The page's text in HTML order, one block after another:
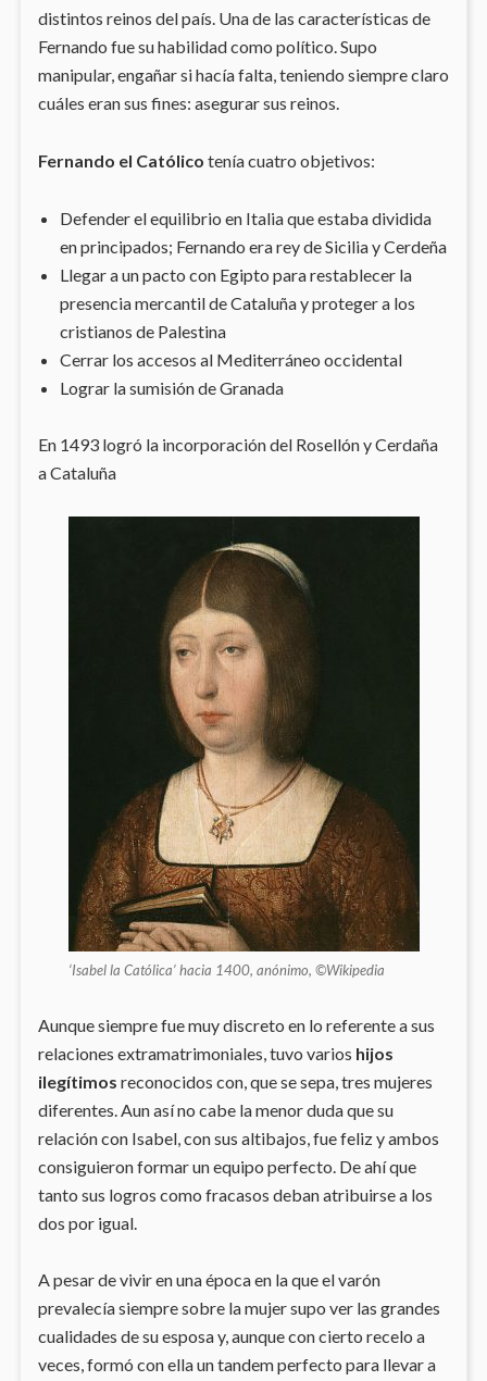
distintos reinos del país. Una de las características de
Fernando fue su habilidad como político. Supo
manipular, engañar si hacía falta, teniendo siempre claro
cuáles eran sus fines: asegurar sus reinos.
Fernando el Católico tenía cuatro objetivos:
Defender el equilibrio en Italia que estaba dividida
en principados; Fernando era rey de Sicilia y Cerdeña
Llegar a un pacto con Egipto para restablecer la
presencia mercantil de Cataluña y proteger a los
cristianos de Palestina
Cerrar los accesos al Mediterráneo occidental
Lograr la sumisión de Granada
En 1493 logró la incorporación del Rosellón y Cerdaña
a Cataluña
‘Isabel la Católica’ hacia 1400, anónimo, ©Wikipedia
Aunque siempre fue muy discreto en lo referente a sus
relaciones extramatrimoniales, tuvo varios hijos
ilegítimos reconocidos con, que se sepa, tres mujeres
diferentes. Aun así no cabe la menor duda que su
relación con Isabel, con sus altibajos, fue feliz y ambos
consiguieron formar un equipo perfecto. De ahí que
tanto sus logros como fracasos deban atribuirse a los
dos por igual.
A pesar de vivir en una época en la que el varón
prevalecía siempre sobre la mujer supo ver las grandes
cualidades de su esposa y, aunque con cierto recelo a
veces, formó con ella un tandem perfecto para llevar a